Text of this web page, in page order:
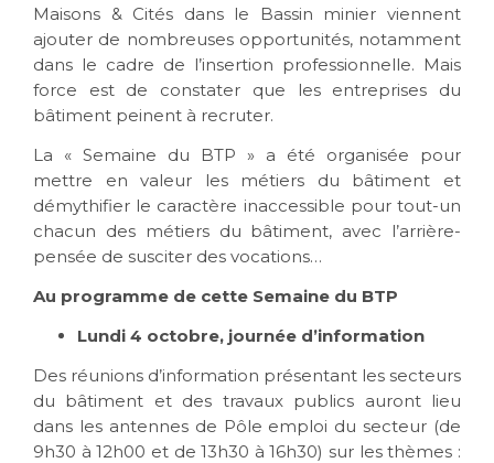
Maisons & Cités dans le Bassin minier viennent
ajouter de nombreuses opportunités, notamment
dans le cadre de l’insertion professionnelle. Mais
force est de constater que les entreprises du
bâtiment peinent à recruter.
La « Semaine du BTP » a été organisée pour
mettre en valeur les métiers du bâtiment et
démythifier le caractère inaccessible pour tout-un
chacun des métiers du bâtiment, avec l’arrière-
pensée de susciter des vocations…
Au programme de cette Semaine du BTP
Lundi 4 octobre, journée d’information
Des réunions d’information présentant les secteurs
du bâtiment et des travaux publics auront lieu
dans les antennes de Pôle emploi du secteur (de
9h30 à 12h00 et de 13h30 à 16h30) sur les thèmes :